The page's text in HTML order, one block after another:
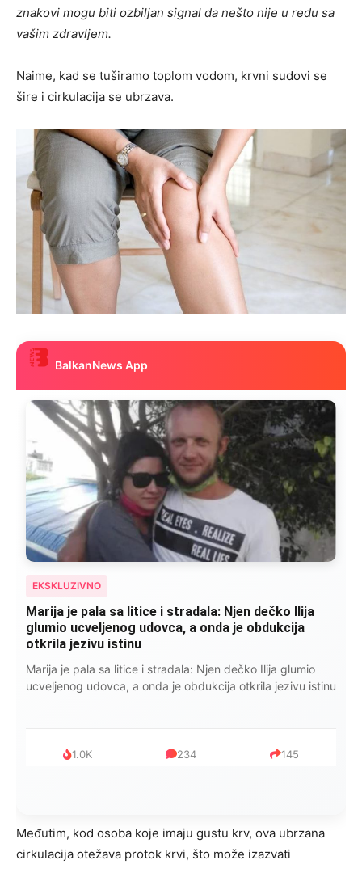
znakovi mogu biti ozbiljan signal da nešto nije u redu sa
vašim zdravljem.
Naime, kad se tuširamo toplom vodom, krvni sudovi se
šire i cirkulacija se ubrzava.
BalkanNews App
EKSKLUZIVNO
Marija je pala sa litice i stradala: Njen dečko Ilija
glumio ucveljenog udovca, a onda je obdukcija
otkrila jezivu istinu
Marija je pala sa litice i stradala: Njen dečko Ilija glumio
ucveljenog udovca, a onda je obdukcija otkrila jezivu istinu
1.0K 234 145
Međutim, kod osoba koje imaju gustu krv, ova ubrzana
cirkulacija otežava protok krvi, što može izazvati